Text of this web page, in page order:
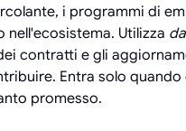
i programmi di
nell'ecosistema. Utilizza
contratti e gli
Entra solo quando
promesso.